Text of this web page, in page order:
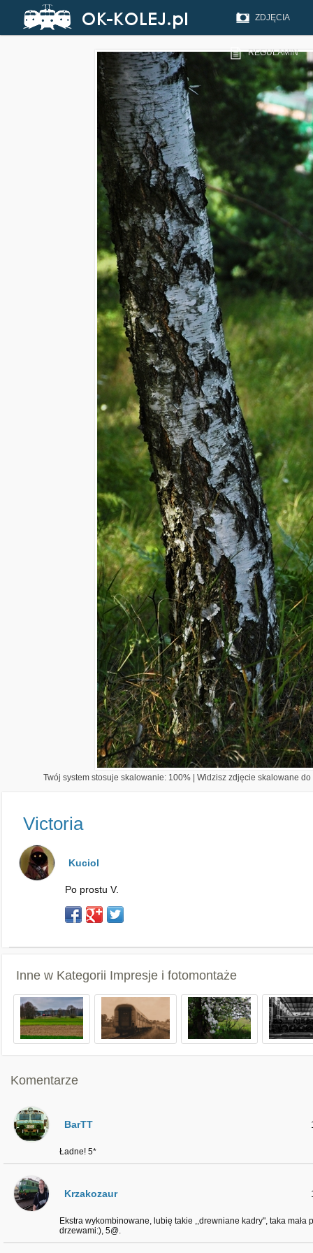
ZDJĘCIA
REGULAMIN
Twój system stosuje skalowanie: 100% | Widzisz zdjęcie skalowane
Victoria
Kuciol
Po prostu V.
Inne w Kategorii Impresje i fotomontaże
Komentarze
BarTT
Ładne! 5*
Krzakozaur
Ekstra wykombinowane, lubię takie ,,drewniane kadry", taka mała
drzewami:), 5@.